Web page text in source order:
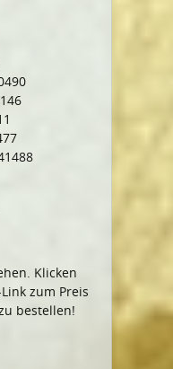
Klicken
zum Preis
bestellen!